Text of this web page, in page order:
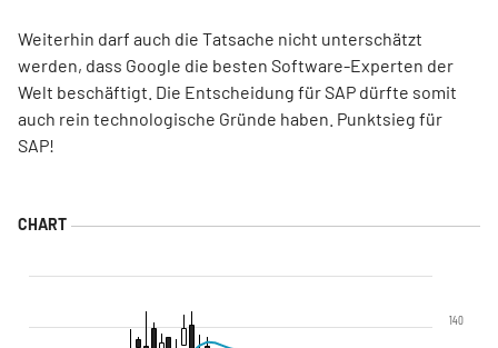
Weiterhin darf auch die Tatsache nicht unterschätzt
werden, dass Google die besten Software-Experten der
Welt beschäftigt. Die Entscheidung für SAP dürfte somit
auch rein technologische Gründe haben. Punktsieg für
SAP!
140